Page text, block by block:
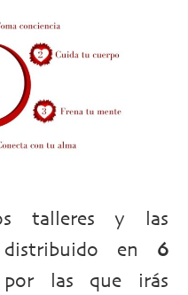
talleres y las
en 6
las que irás